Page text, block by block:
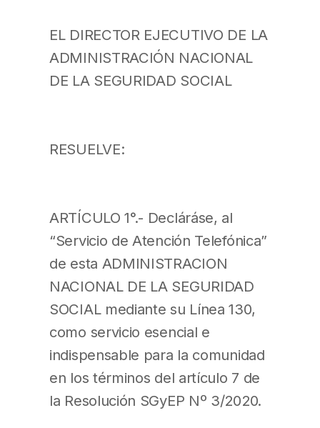
EL DIRECTOR EJECUTIVO DE LA
ADMINISTRACIÓN NACIONAL
DE LA SEGURIDAD SOCIAL
RESUELVE:
ARTÍCULO 1°.- Decláráse, al
“Servicio de Atención Telefónica”
de esta ADMINISTRACION
NACIONAL DE LA SEGURIDAD
SOCIAL mediante su Línea 130,
como servicio esencial e
indispensable para la comunidad
en los términos del artículo 7 de
la Resolución SGyEP Nº 3/2020.